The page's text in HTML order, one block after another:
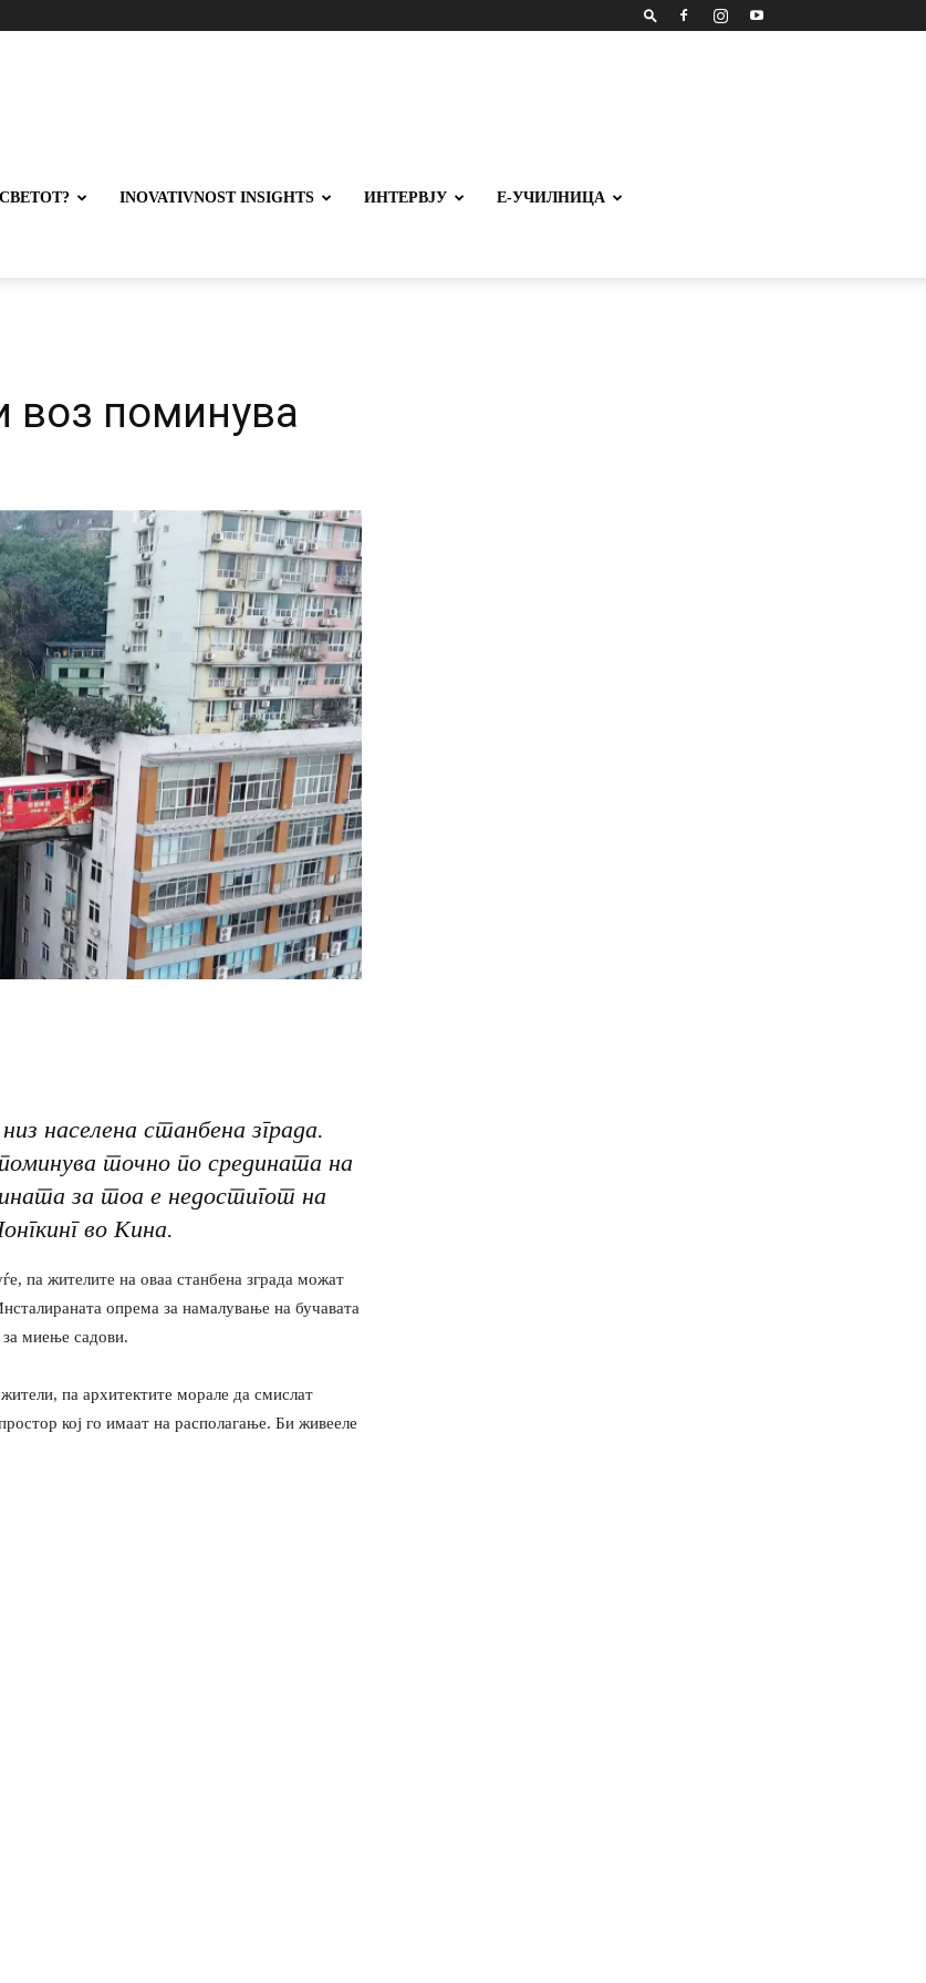
INOVATIVNOST INSIGHTS ИНТЕРВЈУ Е-УЧИЛНИЦА
воз поминува
населена станбена зграда.
точно по средината на
за тоа е недостигот на
во Кина.
па жителите на оваа станбена зграда можат
опрема за намалување на бучавата
миење садови.
па архитектите морале да смислат
кој го имаат на располагање. Би живееле